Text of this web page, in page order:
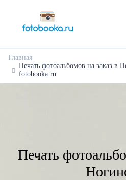
Главная
Печать фотоальбомов на заказ в
fotobooka.ru
Печать